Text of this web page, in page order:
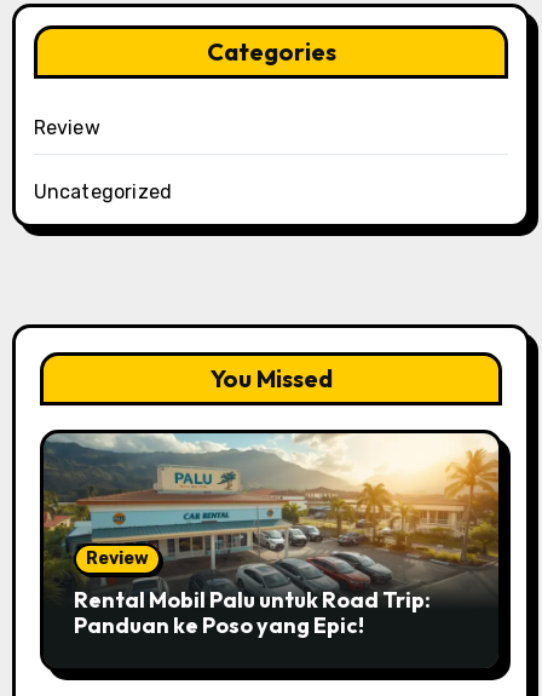
Categories
Review
Uncategorized
You Missed
Review
Rental Mobil Palu untuk Road Trip:
Panduan ke Poso yang Epic!